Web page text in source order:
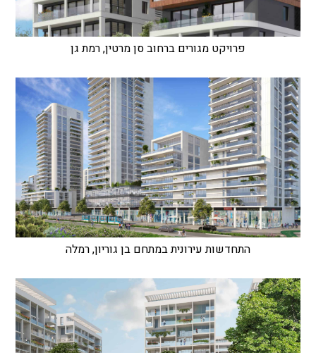
פרויקט מגורים ברחוב סן מרטין, רמת גן
התחדשות עירונית במתחם בן גוריון, רמלה